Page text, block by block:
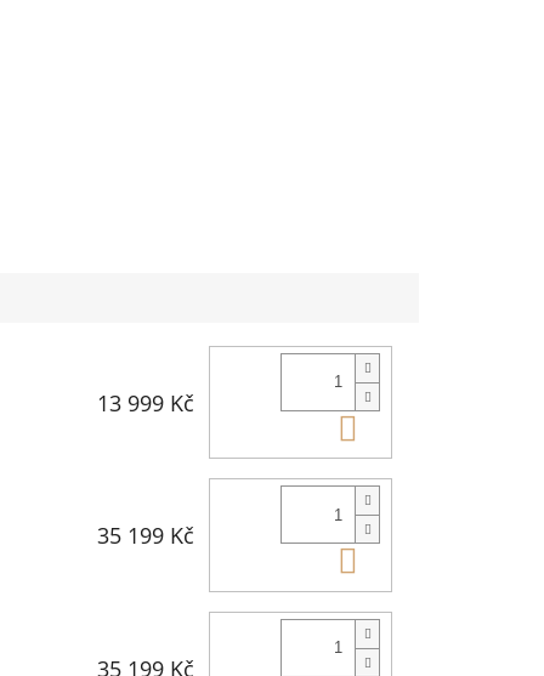
13 999 Kč
Do košíku
35 199 Kč
35 199 Kč